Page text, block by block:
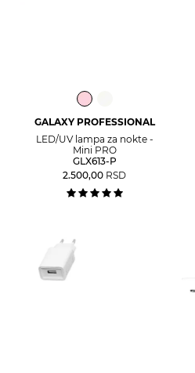
GALAXY PROFESSIONAL
LED/UV lampa za nokte -
Mini PRO
GLX613-P
2.500,00 RSD